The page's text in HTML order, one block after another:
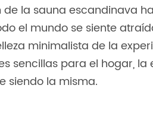
de la sauna escandinava
el mundo se siente
minimalista de la
sencillas para el hogar, la
siendo la misma.